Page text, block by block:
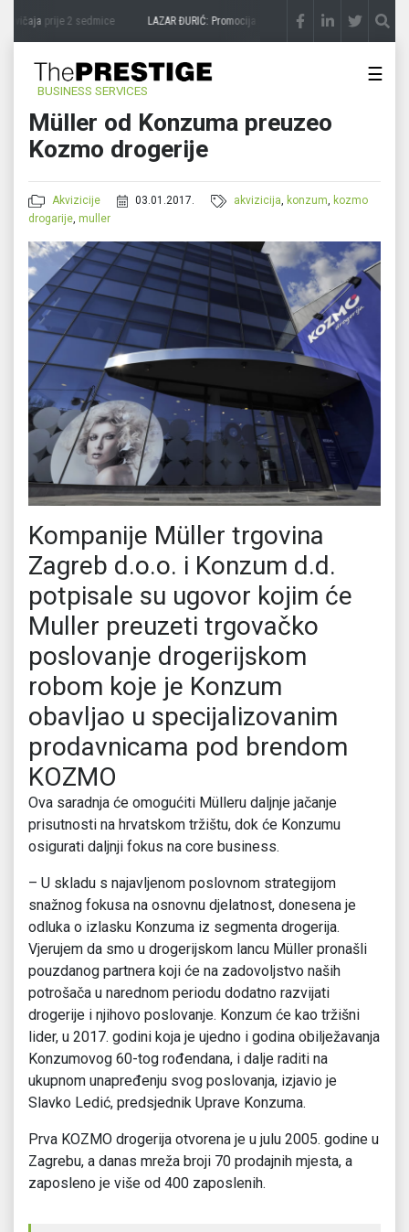
prije 2 sedmice LAZAR ĐURIĆ: Promocija potencijal pretvara u destinaciju
BUSINESS SERVICES
☰
Müller od Konzuma preuzeo
Kozmo drogerije
Akvizicije 03.01.2017. akvizicija, konzum, kozmo
drogarije, muller
Kompanije Müller trgovina
Zagreb d.o.o. i Konzum d.d.
potpisale su ugovor kojim će
Muller preuzeti trgovačko
poslovanje drogerijskom
robom koje je Konzum
obavljao u specijalizovanim
prodavnicama pod brendom
KOZMO
Ova saradnja će omogućiti Mülleru daljnje jačanje
prisutnosti na hrvatskom tržištu, dok će Konzumu
osigurati daljnji fokus na core business.
– U skladu s najavljenom poslovnom strategijom
snažnog fokusa na osnovnu djelatnost, donesena je
odluka o izlasku Konzuma iz segmenta drogerija.
Vjerujem da smo u drogerijskom lancu Müller pronašli
pouzdanog partnera koji će na zadovoljstvo naših
potrošača u narednom periodu dodatno razvijati
drogerije i njihovo poslovanje. Konzum će kao tržišni
lider, u 2017. godini koja je ujedno i godina obilježavanja
Konzumovog 60-tog rođendana, i dalje raditi na
ukupnom unapređenju svog poslovanja, izjavio je
Slavko Ledić, predsjednik Uprave Konzuma.
Prva KOZMO drogerija otvorena je u julu 2005. godine u
Zagrebu, a danas mreža broji 70 prodajnih mjesta, a
zaposleno je više od 400 zaposlenih.